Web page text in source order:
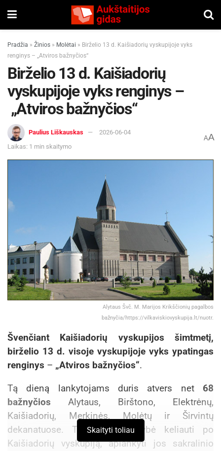
Pradžia » Žinios » Molėtai » Birželio 13 d. Kaišiadorių vyskupijoje vyks
renginys – „Atviros bažnyčios“
Birželio 13 d. Kaišiadorių
vyskupijoje vyks renginys –
„Atviros bažnyčios“
Paulius Liškauskas
2026-06-04
Laikas: 1 min skaitymo
AA
Alytaus Švč. M. Marijos Krikščionių pagalbos
bažnyčia/https://vilkaviskiovyskupija.lt/nuotr.
Švenčiant Kaišiadorių vyskupijos šimtmetį,
birželio 13 d. visoje vyskupijoje vyks ypatingas
renginys – „Atviros bažnyčios“.
Tą dieną lankytojams duris atvers net 68
bažnyčios Alytaus, Birštono, Elektrėnų,
Kaišiadorių, Merkinės, Molėtų ir Širvintų
dekanatuose. Tai reta galimybė keliauti po
Kaišiadorių vyskupiją, aplankyti jos sakralinio
Skaityti toliau